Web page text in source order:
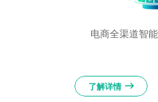
电商全渠道智
了解详情